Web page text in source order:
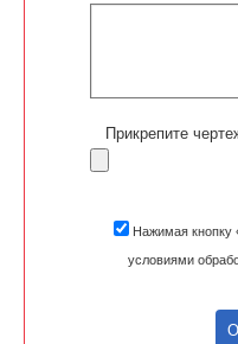
Прикрепите
Нажимая кнопку
условиями